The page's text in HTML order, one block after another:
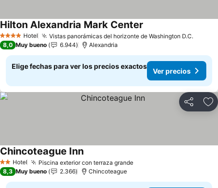
4 EstrellasHotel Vistas panorámicas del horizonte de Washington D.C.
Hilton Alexandria Mark Center
8,0 Muy bueno 6.944 Alexandria
Elige fechas para ver los precios exactos
Ver precios
Compartir
2 Estrellas
Hotel Piscina exterior con terraza grande
Chincoteague Inn
8,3 Muy bueno 2.366 Chincoteague